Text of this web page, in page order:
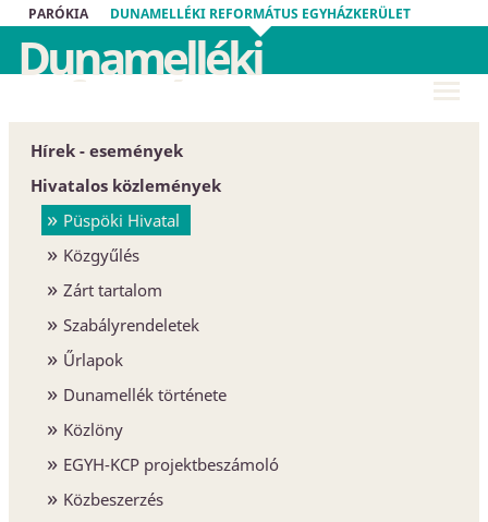
PARÓKIA DUNAMELLÉKI REFORMÁTUS EGYHÁZKERÜLET
Dunamelléki
Református
Egyházkerület
Hírek - események
Hivatalos közlemények
Püspöki Hivatal
Közgyűlés
Zárt tartalom
Szabályrendeletek
Űrlapok
Dunamellék története
Közlöny
EGYH-KCP projektbeszámoló
Közbeszerzés